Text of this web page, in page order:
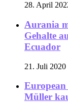
28. April
Aurania
Gehalte
Ecuador
21. Juli 2020
European
Müller